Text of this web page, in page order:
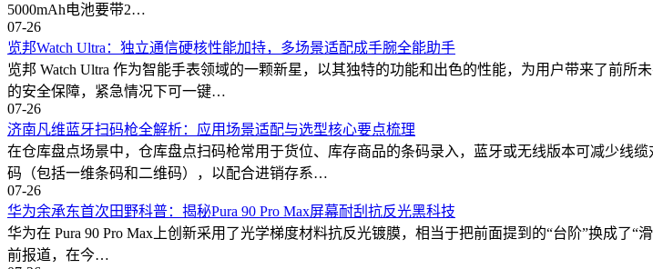
5000mAh电池要带2…
07-26
览邦Watch Ultra：独立通信硬核性能加持，多场景适配成手腕全能助手
览邦 Watch Ultra 作为智能手表领域的一颗新星，以其独特的功能和出色的性能，为用户带来了前
的安全保障，紧急情况下可一键…
07-26
济南凡维蓝牙扫码枪全解析：应用场景适配与选型核心要点梳理
在仓库盘点场景中，仓库盘点扫码枪常用于货位、库存商品的条码录入，蓝牙或无线版本可减少线
码（包括一维条码和二维码），以配合进销存系…
07-26
华为余承东首次田野科普：揭秘Pura 90 Pro Max屏幕耐刮抗反光黑科技
华为在 Pura 90 Pro Max上创新采用了光学梯度材料抗反光镀膜，相当于把前面提到的“台阶”换成了
前报道，在今…